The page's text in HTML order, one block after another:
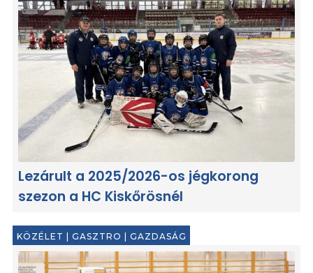
Lezárult a 2025/2026-os jégkorong
szezon a HC Kiskőrösnél
KÖZÉLET | GASZTRO | GAZDASÁG